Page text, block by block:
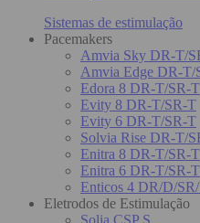
Sistemas de estimulação
Pacemakers
Amvia Sky DR-T/
Amvia Edge DR-T/
Edora 8 DR-T/SR-T
Evity 8 DR-T/SR-T
Evity 6 DR-T/SR-T
Solvia Rise DR-T/
Enitra 8 DR-T/SR-T
Enitra 6 DR-T/SR-T
Enticos 4 DR/D/SR/
Eletrodos de Estimulação
Solia CSP S